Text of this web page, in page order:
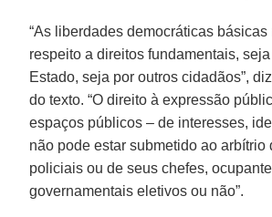
“As liberdades democráticas básicas
respeito a direitos fundamentais,
Estado, seja por outros cidadãos”,
do texto. “O direito à expressão
espaços públicos – de interesses,
não pode estar submetido ao arbítrio
policiais ou de seus chefes,
governamentais eletivos ou não”.